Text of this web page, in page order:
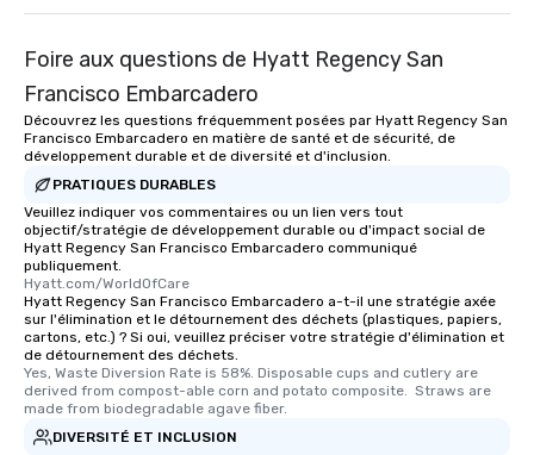
heading to the next
entertainment. All
knowledgeable,
offering engaging
fascinating stories.
interactive
ensuring there is
Different Types of
several renowned
Foire aux questions de Hyatt Regency San
Francisco Embarcadero
Découvrez les questions fréquemment posées par Hyatt Regency San
Francisco Embarcadero en matière de santé et de sécurité, de
développement durable et de diversité et d'inclusion.
PRATIQUES DURABLES
Veuillez indiquer vos commentaires ou un lien vers tout
objectif/stratégie de développement durable ou d'impact social de
Hyatt Regency San Francisco Embarcadero communiqué
publiquement.
Hyatt.com/WorldOfCare
Hyatt Regency San Francisco Embarcadero a-t-il une stratégie axée
sur l'élimination et le détournement des déchets (plastiques, papiers,
cartons, etc.) ? Si oui, veuillez préciser votre stratégie d'élimination et
de détournement des déchets.
Yes, Waste Diversion Rate is 58%. Disposable cups and cutlery are
derived from compost-able corn and potato composite.  Straws are
made from biodegradable agave fiber.
DIVERSITÉ ET INCLUSION